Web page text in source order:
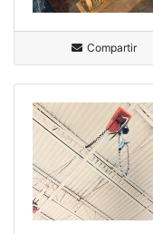
Compartir